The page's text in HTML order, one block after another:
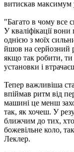
витискав максимум
"Багато в чому все
У кваліфікації
однією з моїх
йшов на серйозний
якщо так робити,
установки і
Тепер важливіша
впіймав ритм від
машині це менш
так, як хочеш. У
ближчим до тих,
божевільне коло,
Леклер.